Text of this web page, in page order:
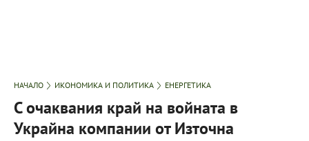
НАЧАЛО ИКОНОМИКА И ПОЛИТИКА ЕНЕРГЕТИКА
С очаквания край на войната в
Украйна компании от Източна